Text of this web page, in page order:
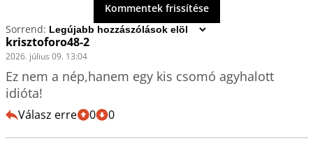
Kommentek frissítése
Sorrend:
krisztoforo48-2
2026. július 09. 13:04
Ez nem a nép,hanem egy kis csomó agyhalott
idióta!
Válasz erre 0 0